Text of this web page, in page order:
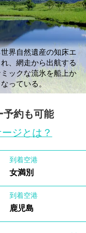
界自然遺産の知床エ
、網走から出航する
ックな流氷を船上か
っている。
予約も可能
ジとは？
到着空港
女満別
到着空港
鹿児島